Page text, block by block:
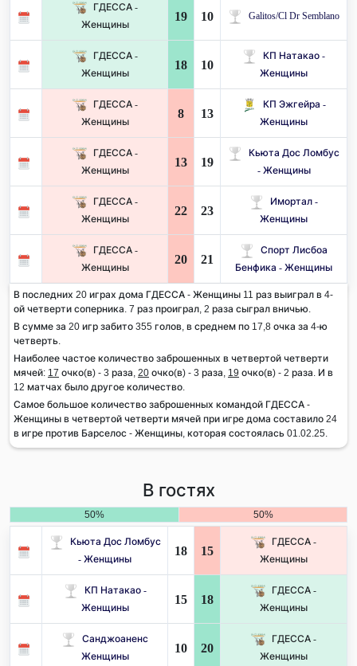
ГДЕССА -
Женщины
19 10 Galitos/Cl Dr Semblano
ГДЕССА -
Женщины
18 10
КП Натакао -
Женщины
ГДЕССА -
Женщины
8 13
КП Эжгейра -
Женщины
ГДЕССА -
Женщины
13 19
Кьюта Дос Ломбус
- Женщины
ГДЕССА -
Женщины
22 23
Имортал -
Женщины
ГДЕССА -
Женщины
20 21
Спорт Лисбоа
Бенфика - Женщины
В последних 20 играх дома ГДЕССА - Женщины 11 раз выиграл в 4-
ой четверти соперника. 7 раз проиграл, 2 раза сыграл вничью.
В сумме за 20 игр забито 355 голов, в среднем по 17,8 очка за 4-ю
четверть.
Наиболее частое количество заброшенных в четвертой четверти
мячей: 17 очко(в) - 3 раза, 20 очко(в) - 3 раза, 19 очко(в) - 2 раза. И в
12 матчах было другое количество.
Самое большое количество заброшенных командой ГДЕССА -
Женщины в четвертой четверти мячей при игре дома составило 24
в игре против Барселос - Женщины, которая состоялась 01.02.25.
В гостях
50% 50%
Кьюта Дос Ломбус
- Женщины
18 15
ГДЕССА -
Женщины
КП Натакао -
Женщины
15 18
ГДЕССА -
Женщины
Санджоаненс
Женщины
10 20
ГДЕССА -
Женщины